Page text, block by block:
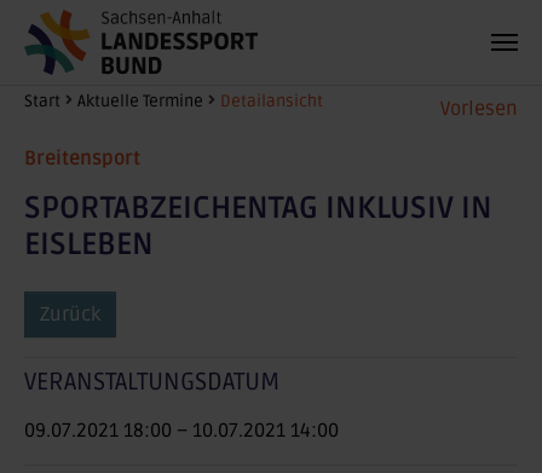
Zum Hauptinhalt springen Vorlesen
Sie sind hier:
Start Aktuelle Termine Detailansicht
Breitensport
SPORTABZEICHENTAG INKLUSIV IN
EISLEBEN
Zurück
VERANSTALTUNGSDATUM
09.07.2021 18:00 – 10.07.2021 14:00